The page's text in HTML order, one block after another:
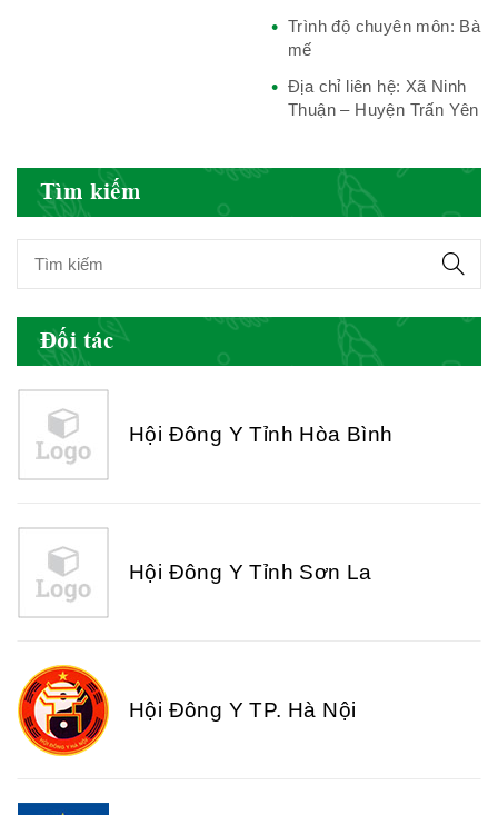
Trình độ chuyên môn: Bà
mế
Địa chỉ liên hệ: Xã Ninh
Thuận – Huyện Trấn Yên
Tìm kiếm
Đối tác
Hội Đông Y Tỉnh Yên Bái
Hội Đông Y Tỉnh Hòa Bình
Hội Đông Y Tỉnh Sơn La
Hội Đông Y TP. Hà Nội